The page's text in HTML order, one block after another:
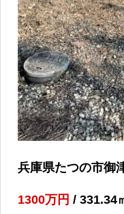
兵庫県たつの市御
1300万円 / 331.34